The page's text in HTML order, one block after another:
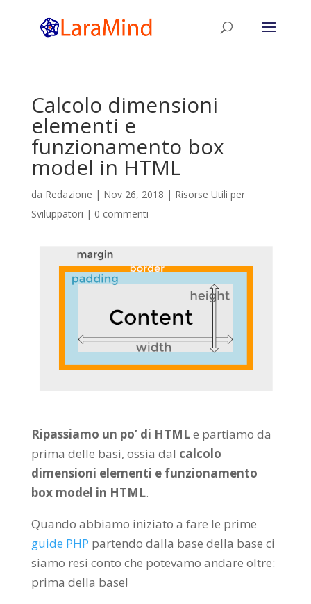
Calcolo dimensioni
elementi e
funzionamento box
model in HTML
da Redazione | Nov 26, 2018 | Risorse Utili per
Sviluppatori | 0 commenti
Ripassiamo un po’ di HTMLe partiamo da
prima delle basi, ossia dal calcolo
dimensioni elementi e funzionamento
box model in HTML.
Quando abbiamo iniziato a fare le prime
guide PHP partendo dalla base della base ci
siamo resi conto che potevamo andare oltre:
prima della base!